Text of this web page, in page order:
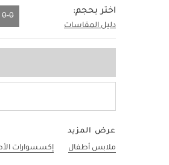
اختر بحجم:
دليل المقاسات
0-0
0-0
عرض المزيد
ملابس أطفال
إكسسوارات